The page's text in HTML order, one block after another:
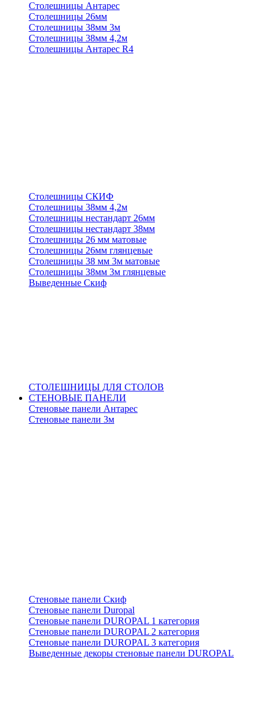
Столешницы Антарес
Столешницы 26мм
Столешницы 38мм 3м
Столешницы 38мм 4,2м
Столешницы Антарес R4
Столешницы СКИФ
Столешницы 38мм 4,2м
Столешницы нестандарт 26мм
Столешницы нестандарт 38мм
Столешницы 26 мм матовые
Столешницы 26мм глянцевые
Столешницы 38 мм 3м матовые
Столешницы 38мм 3м глянцевые
Выведенные Скиф
СТОЛЕШНИЦЫ ДЛЯ СТОЛОВ
СТЕНОВЫЕ ПАНЕЛИ
Стеновые панели Антарес
Стеновые панели 3м
Стеновые панели Скиф
Стеновые панели Duropal
Стеновые панели DUROPAL 1 категория
Стеновые панели DUROPAL 2 категория
Стеновые панели DUROPAL 3 категория
Выведенные декоры стеновые панели DUROPAL